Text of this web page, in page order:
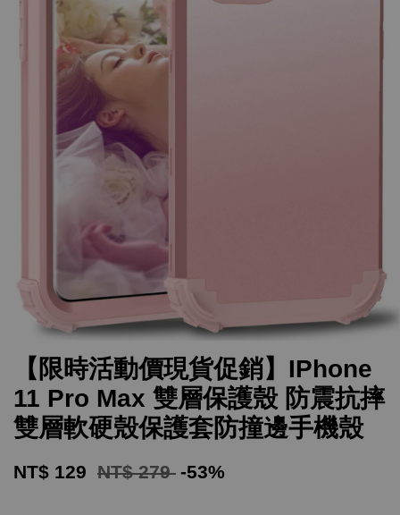
【限時活動價現貨促銷】IPhone
11 Pro Max 雙層保護殼 防震抗摔
雙層軟硬殼保護套防撞邊手機殼
NT$ 129 NT$ 279 -53%